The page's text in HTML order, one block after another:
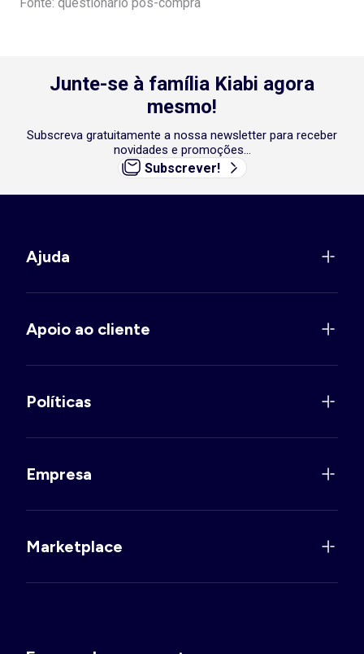
Junte-se à família Kiabi agora
mesmo!
Subscreva gratuitamente a nossa newsletter para receber
novidades e promoções...
Subscrever!
Ajuda
Apoio ao cliente
Políticas
Empresa
Marketplace